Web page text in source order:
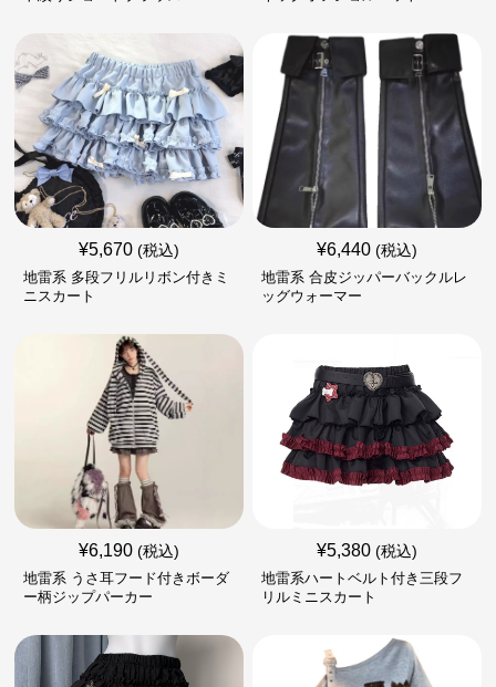
¥5,670 (税込)
地雷系 多段フリルリボン付きミ
ニスカート
¥6,440 (税込)
地雷系 合皮ジッパーバックルレ
ッグウォーマー
¥6,190 (税込)
地雷系 うさ耳フード付きボーダ
ー柄ジップパーカー
¥5,380 (税込)
地雷系ハートベルト付き三段フ
リルミニスカート